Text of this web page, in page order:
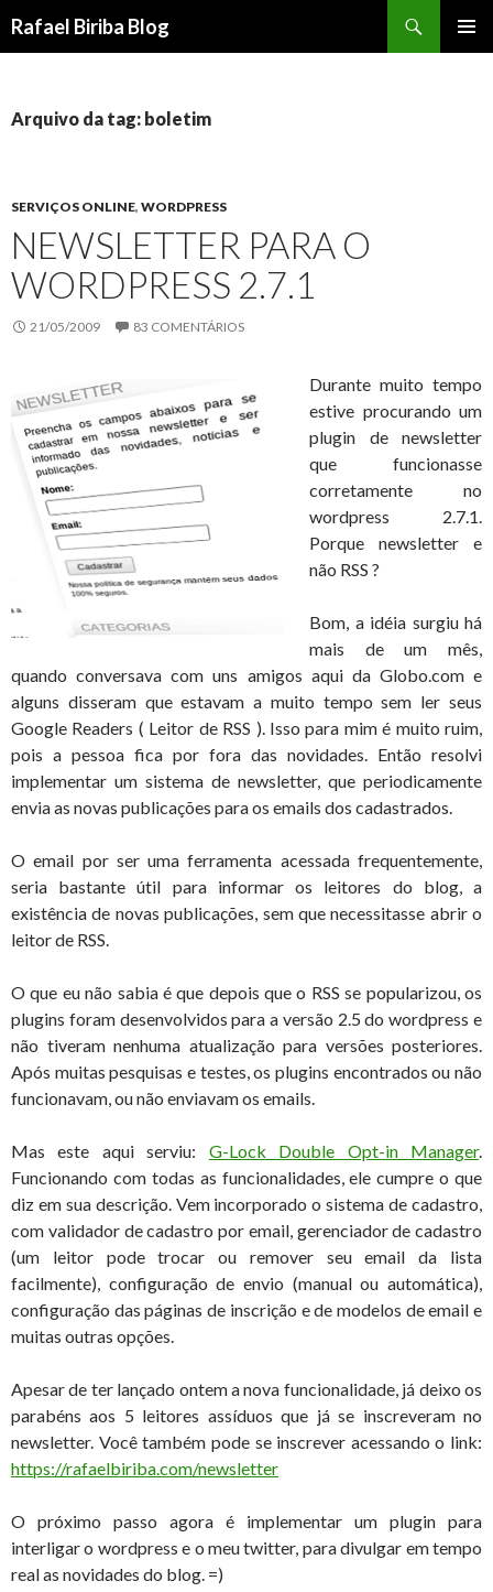
Rafael Biriba Blog
CONTEÚDO
Arquivo da tag: boletim
SERVIÇOS ONLINE, WORDPRESS
NEWSLETTER PARA O
WORDPRESS 2.7.1
21/05/2009 83 COMENTÁRIOS
Durante muito tempo
estive procurando um
plugin de newsletter
que funcionasse
corretamente no
wordpress 2.7.1.
Porque newsletter e
não RSS ?
Bom, a idéia surgiu há
mais de um mês,
quando conversava com uns amigos aqui da Globo.com e
alguns disseram que estavam a muito tempo sem ler seus
Google Readers ( Leitor de RSS ). Isso para mim é muito ruim,
pois a pessoa fica por fora das novidades. Então resolvi
implementar um sistema de newsletter, que periodicamente
envia as novas publicações para os emails dos cadastrados.
O email por ser uma ferramenta acessada frequentemente,
seria bastante útil para informar os leitores do blog, a
existência de novas publicações, sem que necessitasse abrir o
leitor de RSS.
O que eu não sabia é que depois que o RSS se popularizou, os
plugins foram desenvolvidos para a versão 2.5 do wordpress e
não tiveram nenhuma atualização para versões posteriores.
Após muitas pesquisas e testes, os plugins encontrados ou não
funcionavam, ou não enviavam os emails.
Mas este aqui serviu: G-Lock Double Opt-in Manager.
Funcionando com todas as funcionalidades, ele cumpre o que
diz em sua descrição. Vem incorporado o sistema de cadastro,
com validador de cadastro por email, gerenciador de cadastro
(um leitor pode trocar ou remover seu email da lista
facilmente), configuração de envio (manual ou automática),
configuração das páginas de inscrição e de modelos de email e
muitas outras opções.
Apesar de ter lançado ontem a nova funcionalidade, já deixo os
parabéns aos 5 leitores assíduos que já se inscreveram no
newsletter. Você também pode se inscrever acessando o link:
https://rafaelbiriba.com/newsletter
O próximo passo agora é implementar um plugin para
interligar o wordpress e o meu twitter, para divulgar em tempo
real as novidades do blog. =)